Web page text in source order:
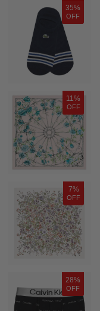
35%
OFF
11%
OFF
7%
OFF
28%
OFF